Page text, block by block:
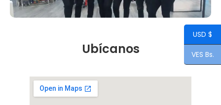
Ubícanos
USD $
VES Bs.